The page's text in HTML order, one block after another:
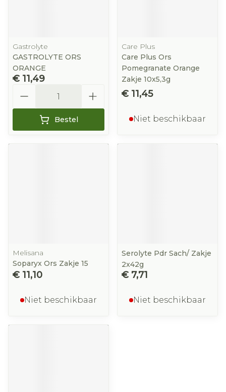
Gastrolyte
GASTROLYTE ORS
ORANGE
€ 11,49
Bestel
Care Plus
Care Plus Ors
Pomegranate Orange
Zakje 10x5,3g
€ 11,45
Niet beschikbaar
Melisana
Soparyx Ors Zakje 15
€ 11,10
Niet beschikbaar
Serolyte Pdr Sach/ Zakje
2x42g
€ 7,71
Niet beschikbaar